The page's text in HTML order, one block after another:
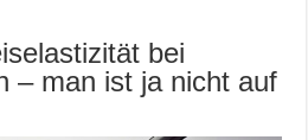
bei
– man ist ja nicht auf